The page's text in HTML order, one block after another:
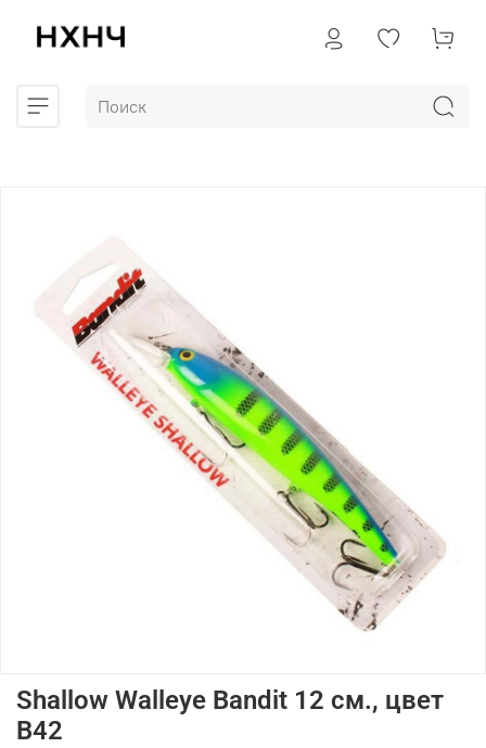
Shallow Walleye Bandit 12 см., цвет
B42